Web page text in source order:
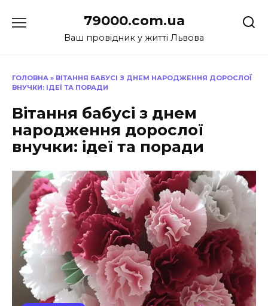
до
79000.com.ua
Ваш провідник у житті Львова
ГОЛОВНА » ВІТАННЯ БАБУСІ З ДНЕМ НАРОДЖЕННЯ ДОРОСЛОЇ
ВНУЧКИ: ІДЕЇ ТА ПОРАДИ
Вітання бабусі з днем
народження дорослої
внучки: ідеї та поради